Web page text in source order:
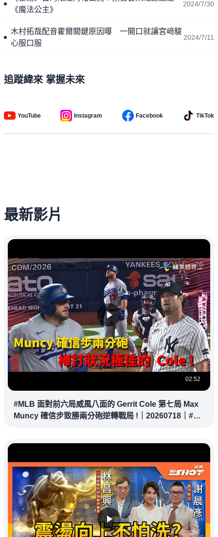
《魔法公主》
2024/7/30
木村拓哉配音霍爾關鍵原因曝 一開口就讓宮﨑駿
心服口服
2024/7/11
追蹤緯來 掌握未來
YouTube Instagram Facebook TikTok
最新影片
02:52
#MLB 面對前六局威風八面的 Gerrit Cole 第七局 Max
Muncy 確信步致勝兩分砲逆轉戰局 !｜20260718｜#洛